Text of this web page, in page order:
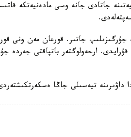
جاتادى جانە وسى مادەنيەتكە
جۇرگىزىلىپ جاتىر. قورعان مەن ونى
مەتردى قۇرايدى. ارحەولوگتەر باتپاقتى
داۋىرىنە تيەسىلى جاڭا